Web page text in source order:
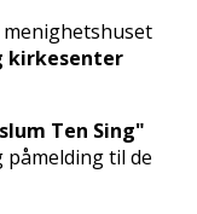
menighetshuset
kirkesenter
Ten Sing"
til de